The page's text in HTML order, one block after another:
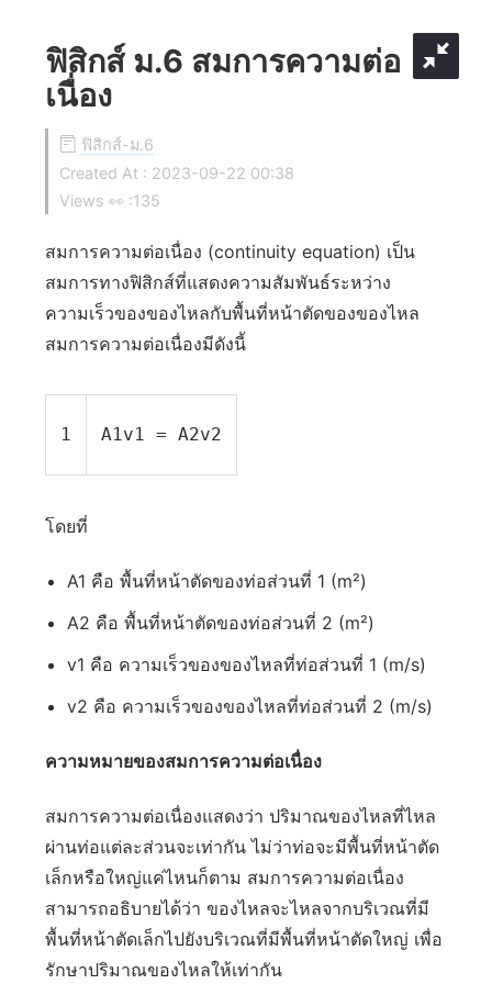
ฟิสิกส์ ม.6 สมการความต่อ
เนื่อง
ฟิสิกส์-ม.6
Created At : 2023-09-22 00:38
Views 👀 :135
สมการความต่อเนื่อง (continuity equation) เป็น
สมการทางฟิสิกส์ที่แสดงความสัมพันธ์ระหว่าง
ความเร็วของของไหลกับพื้นที่หน้าตัดของของไหล
สมการความต่อเนื่องมีดังนี้
1 A1v1 = A2v2
โดยที่
A1 คือ พื้นที่หน้าตัดของท่อส่วนที่ 1 (m²)
A2 คือ พื้นที่หน้าตัดของท่อส่วนที่ 2 (m²)
v1 คือ ความเร็วของของไหลที่ท่อส่วนที่ 1 (m/s)
v2 คือ ความเร็วของของไหลที่ท่อส่วนที่ 2 (m/s)
ความหมายของสมการความต่อเนื่อง
สมการความต่อเนื่องแสดงว่า ปริมาณของไหลที่ไหล
ผ่านท่อแต่ละส่วนจะเท่ากัน ไม่ว่าท่อจะมีพื้นที่หน้าตัด
เล็กหรือใหญ่แค่ไหนก็ตาม สมการความต่อเนื่อง
สามารถอธิบายได้ว่า ของไหลจะไหลจากบริเวณที่มี
พื้นที่หน้าตัดเล็กไปยังบริเวณที่มีพื้นที่หน้าตัดใหญ่ เพื่อ
รักษาปริมาณของไหลให้เท่ากัน